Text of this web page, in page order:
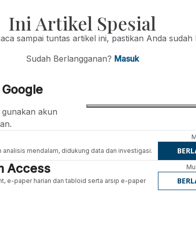
Ini Artikel Spesial
sampai tuntas artikel ini, pastikan Anda sudah
Sudah Berlangganan? Masuk
akun
mendalam, didukung data dan investigasi.
Access
e-paper harian dan tabloid serta arsip e-paper